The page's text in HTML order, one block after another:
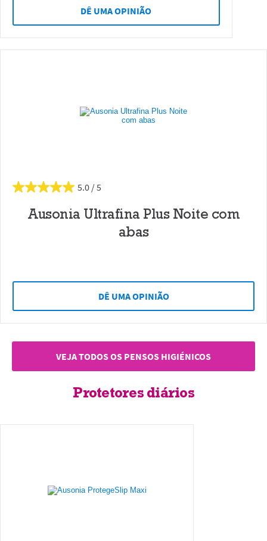
DÊ UMA OPINIÃO
5.0
Ausonia Ultrafina Plus Noite com
abas
DÊ UMA OPINIÃO
VEJA TODOS OS PENSOS HIGIÉNICOS
Protetores diários